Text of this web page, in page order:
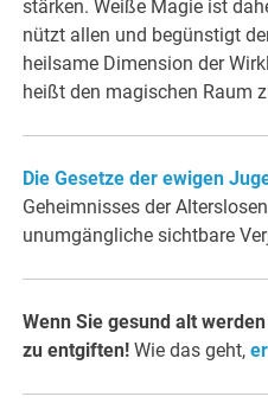
stärken. Weiße Magie ist
nützt allen und begünstigt
heilsame Dimension der
heißt den magischen Raum
Die Gesetze der ewigen
Geheimnisses der
unumgängliche sichtbare
Wenn Sie gesund alt
zu entgiften!Wie das geht,